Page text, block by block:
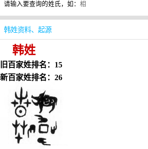
请输入要查询的姓氏，如： 相
韩姓资料、起源
韩姓
旧百家姓排名：15
新百家姓排名：26